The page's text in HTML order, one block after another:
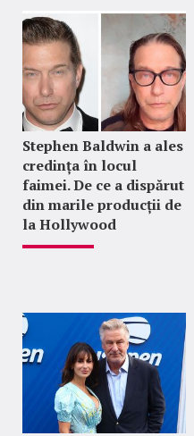
Stephen Baldwin a ales
credința în locul
faimei. De ce a dispărut
din marile producții de
la Hollywood